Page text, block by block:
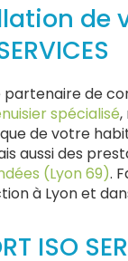
de
de
spécialisé,
de votre
aussi des
(Lyon 69).
à Lyon et
ISO